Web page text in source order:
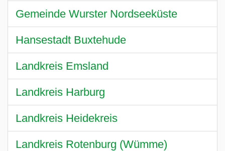
Gemeinde Wurster Nordseeküste
Hansestadt Buxtehude
Landkreis Emsland
Landkreis Harburg
Landkreis Heidekreis
Landkreis Rotenburg (Wümme)